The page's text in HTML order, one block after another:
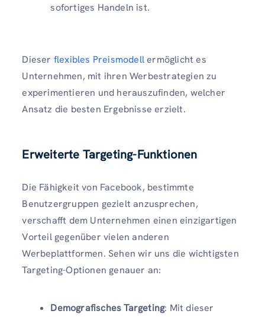
sofortiges Handeln ist.
Dieser flexibles Preismodellermöglicht es
Unternehmen, mit ihren Werbestrategien zu
experimentieren und herauszufinden, welcher
Ansatz die besten Ergebnisse erzielt.
Erweiterte Targeting-Funktionen
Die Fähigkeit von Facebook, bestimmte
Benutzergruppen gezielt anzusprechen,
verschafft dem Unternehmen einen einzigartigen
Vorteil gegenüber vielen anderen
Werbeplattformen. Sehen wir uns die wichtigsten
Targeting-Optionen genauer an:
Demografisches Targeting: Mit dieser